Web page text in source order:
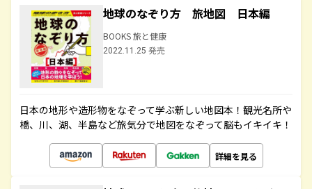
地球のなぞり方 旅地図 日本編
BOOKS 旅と健康
2022.11.25 発売
日本の地形や造形物をなぞって学ぶ新しい地図本！観光名所や
橋、川、湖、半島など旅気分で地図をなぞって脳もイキイキ！
詳細を見る